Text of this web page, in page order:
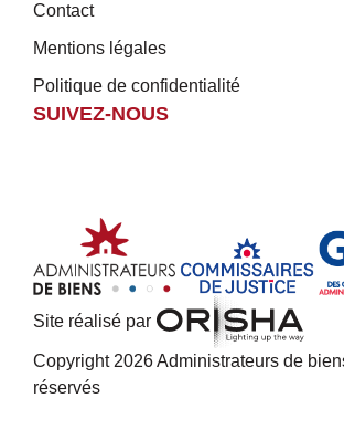
Contact
Mentions légales
Politique de confidentialité
SUIVEZ-NOUS
Site réalisé par
Copyright 2026 Administrateurs de
réservés